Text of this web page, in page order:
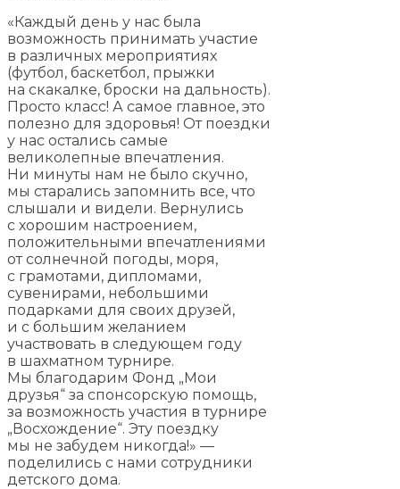
«Каждый день у нас была
возможность принимать участие
в различных мероприятиях
(футбол, баскетбол, прыжки
на скакалке, броски на дальность).
Просто класс! А самое главное, это
полезно для здоровья! От поездки
у нас остались самые
великолепные впечатления.
Ни минуты нам не было скучно,
мы старались запомнить все, что
слышали и видели. Вернулись
с хорошим настроением,
положительными впечатлениями
от солнечной погоды, моря,
с грамотами, дипломами,
сувенирами, небольшими
подарками для своих друзей,
и с большим желанием
участвовать в следующем году
в шахматном турнире.
Мы благодарим Фонд „Мои
друзья“ за спонсорскую помощь,
за возможность участия в турнире
„Восхождение“. Эту поездку
мы не забудем никогда!» —
поделились с нами сотрудники
детского дома.